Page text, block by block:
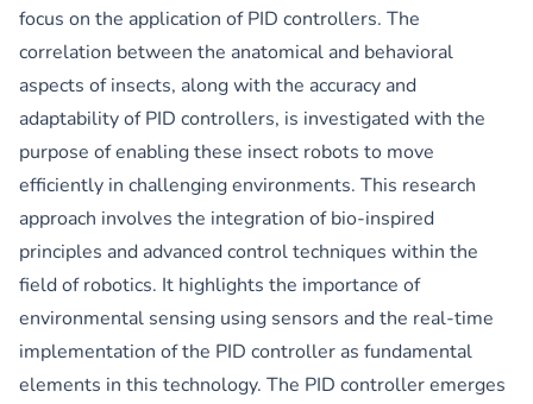
focus on the application of PID controllers. The
correlation between the anatomical and behavioral
aspects of insects, along with the accuracy and
adaptability of PID controllers, is investigated with the
purpose of enabling these insect robots to move
efficiently in challenging environments. This research
approach involves the integration of bio-inspired
principles and advanced control techniques within the
field of robotics. It highlights the importance of
environmental sensing using sensors and the real-time
implementation of the PID controller as fundamental
elements in this technology. The PID controller emerges